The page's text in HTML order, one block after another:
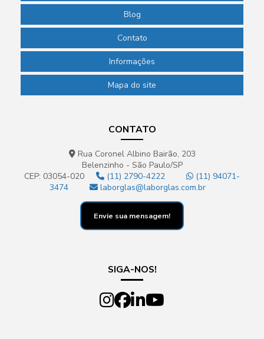
Blog
Contato
Informações
Mapa do site
CONTATO
Rua Coronel Albino Bairão, 203
Belenzinho - São Paulo/SP
CEP: 03054-020
(11) 2790-4222
(11) 94071-
3474
laborglas@laborglas.com.br
Envie sua mensagem!
SIGA-NOS!